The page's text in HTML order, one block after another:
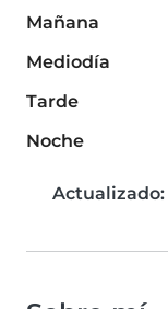
Mañana
Mediodía
Tarde
Noche
Actualizado: